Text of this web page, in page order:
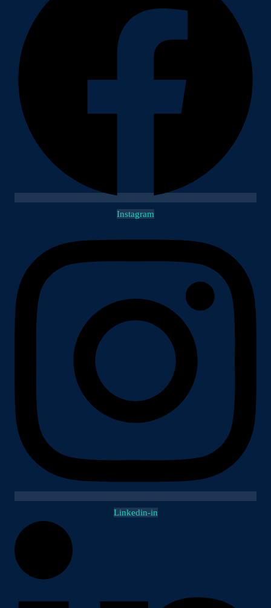
Instagram
Linkedin-in